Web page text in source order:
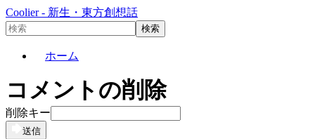
Coolier - 新生・東方創想話
ホーム
コメントの削除
削除キー
送信